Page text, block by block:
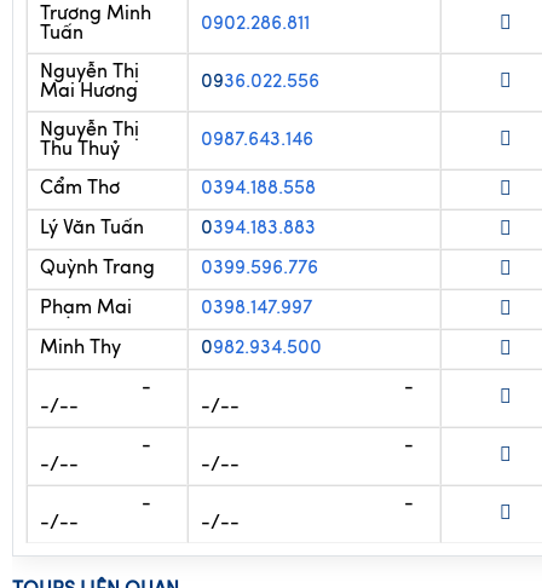
Trương Minh
Tuấn
0902.286.811
Nguyễn Thị
Mai Hương
0936.022.556
Nguyễn Thị
Thu Thuỷ
0987.643.146
Cẩm Thơ 0394.188.558
Lý Văn Tuấn 0394.183.883
Quỳnh Trang 0399.596.776
Phạm Mai 0398.147.997
Minh Thy 0982.934.500
-
-/--
-
-/--
-
-/--
-
-/--
-
-/--
-
-/--